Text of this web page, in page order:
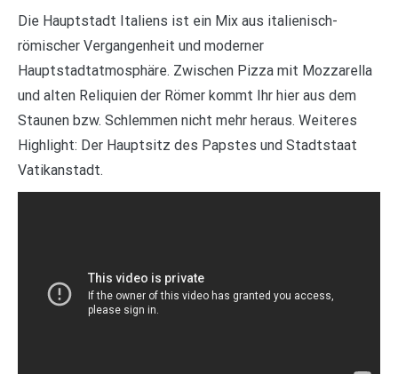
Die Hauptstadt Italiens ist ein Mix aus italienisch-
römischer Vergangenheit und moderner
Hauptstadtatmosphäre. Zwischen Pizza mit Mozzarella
und alten Reliquien der Römer kommt Ihr hier aus dem
Staunen bzw. Schlemmen nicht mehr heraus. Weiteres
Highlight: Der Hauptsitz des Papstes und Stadtstaat
Vatikanstadt.